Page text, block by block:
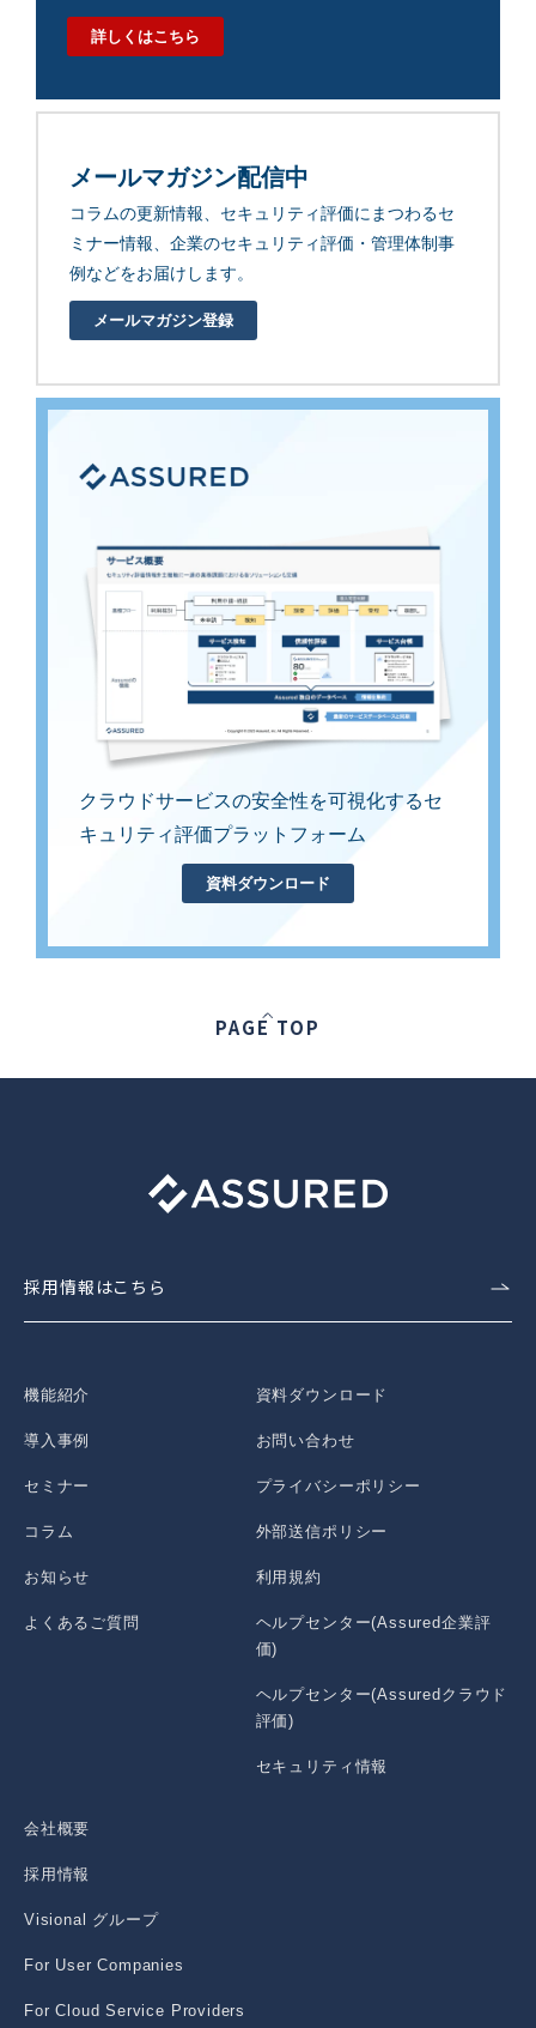
詳しくはこちら
メールマガジン配信中
コラムの更新情報、セキュリティ評価にまつわるセ
ミナー情報、企業のセキュリティ評価・管理体制事
例などをお届けします。
メールマガジン登録
クラウドサービスの安全性を可視化するセ
キュリティ評価プラットフォーム
資料ダウンロード
PAGE TOP
採用情報はこちら
機能紹介
導入事例
セミナー
コラム
お知らせ
よくあるご質問
資料ダウンロード
お問い合わせ
プライバシーポリシー
外部送信ポリシー
利用規約
ヘルプセンター(Assured企業評
価)
ヘルプセンター(Assuredクラウド
評価)
セキュリティ情報
会社概要
採用情報
Visional グループ
For User Companies
For Cloud Service Providers